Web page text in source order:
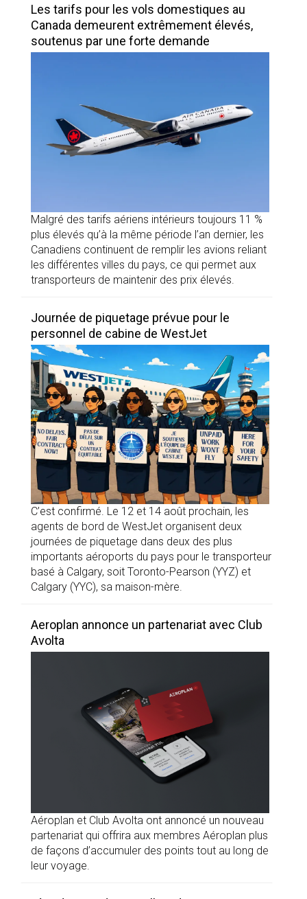
Les tarifs pour les vols domestiques au
Canada demeurent extrêmement élevés,
soutenus par une forte demande
Malgré des tarifs aériens intérieurs toujours 11 %
plus élevés qu’à la même période l’an dernier, les
Canadiens continuent de remplir les avions reliant
les différentes villes du pays, ce qui permet aux
transporteurs de maintenir des prix élevés.
Journée de piquetage prévue pour le
personnel de cabine de WestJet
C’est confirmé. Le 12 et 14 août prochain, les
agents de bord de WestJet organisent deux
journées de piquetage dans deux des plus
importants aéroports du pays pour le transporteur
basé à Calgary, soit Toronto-Pearson (YYZ) et
Calgary (YYC), sa maison-mère.
Aeroplan annonce un partenariat avec Club
Avolta
Aéroplan et Club Avolta ont annoncé un nouveau
partenariat qui offrira aux membres Aéroplan plus
de façons d’accumuler des points tout au long de
leur voyage.